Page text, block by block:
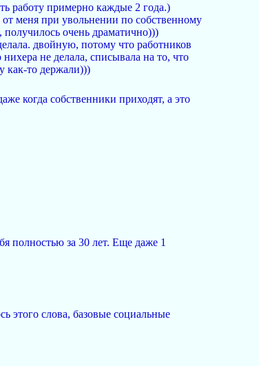
работу примерно каждые 2 года.)
меня при увольнении по собственному
очень драматично)))
двойную, потому что работников
не делала, списывала на то, что
как-то держали)))
когда собственники приходят, а это
полностью за 30 лет. Еще даже 1
этого слова, базовые социальные